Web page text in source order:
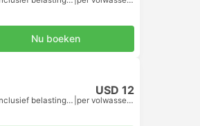
Nu boeken
USD 12
Inclusief belastingen per volwassene